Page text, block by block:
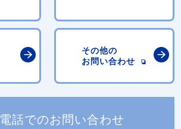
その他の
お問い合わせ
電話でのお問い合わせ